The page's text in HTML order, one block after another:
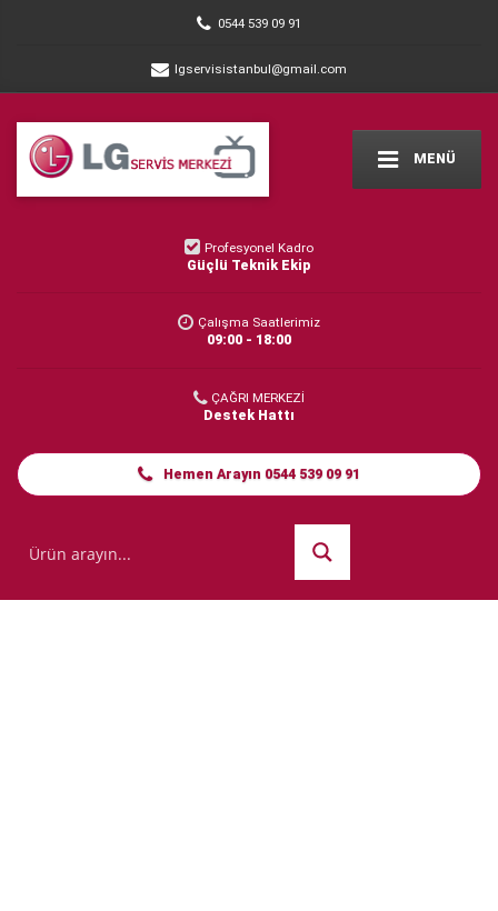
0544 539 09 91
lgservisistanbul@gmail.com
MENÜ
Profesyonel Kadro
Güçlü Teknik Ekip
Çalışma Saatlerimiz
09:00 - 18:00
ÇAĞRI MERKEZİ
Destek Hattı
Hemen Arayın 0544 539 09 91